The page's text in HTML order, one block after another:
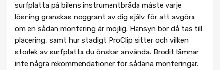
surfplatta på bilens instrumentbräda måste varje
lösning granskas noggrant av dig själv för att avgöra
om en sådan montering är möjlig. Hänsyn bör då tas till
placering, samt hur stadigt ProClip sitter och vilken
storlek av surfplatta du önskar använda. Brodit lämnar
inte några rekommendationer för sådana monteringar.